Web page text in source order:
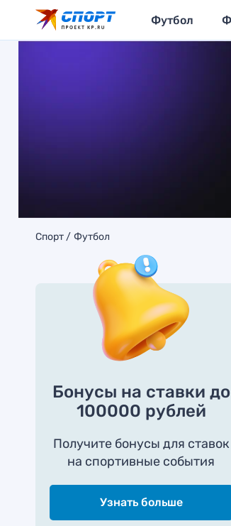
Футбол
Спорт Футбол
Бонусы на ставки до
100000 рублей
Получите бонусы для ставок
на спортивные события
Узнать больше